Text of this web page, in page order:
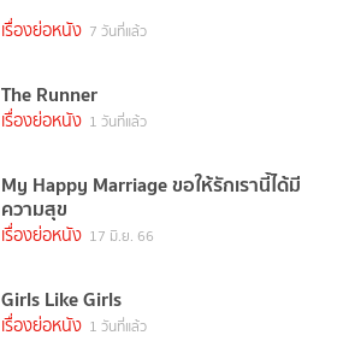
เรื่องย่อหนัง 7 วันที่แล้ว
The Runner
เรื่องย่อหนัง 1 วันที่แล้ว
My Happy Marriage ขอให้รักเรานี้ได้มี
ความสุข
เรื่องย่อหนัง 17 มิ.ย. 66
Girls Like Girls
เรื่องย่อหนัง 1 วันที่แล้ว